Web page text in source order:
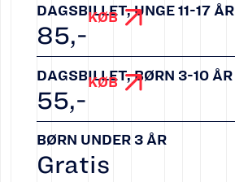
DAGSBILLET, UNGE 11-17 ÅR
85,-
KØB
DAGSBILLET, BØRN 3-10 ÅR
55,-
KØB
BØRN UNDER 3 ÅR
Gratis